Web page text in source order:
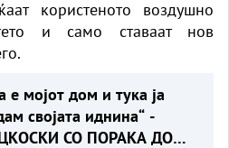
користеното воздушно
и само ставаат нов
е мојот дом и тука ја
својата иднина“ -
СО ПОРАКА ДО